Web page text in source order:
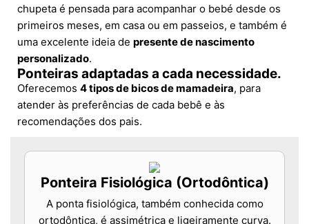
chupeta é pensada para acompanhar o bebé desde os
primeiros meses, em casa ou em passeios, e também é
uma excelente ideia de presente de nascimento
personalizado.
Ponteiras adaptadas a cada necessidade.
Oferecemos 4 tipos de bicos de mamadeira, para
atender às preferências de cada bebê e às
recomendações dos pais.
Ponteira Fisiológica (Ortodôntica)
A ponta fisiológica, também conhecida como
ortodôntica, é assimétrica e ligeiramente curva.